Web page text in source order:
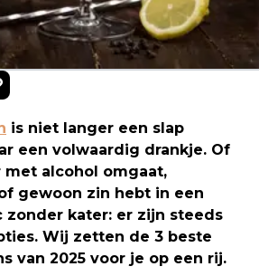
is niet langer een slap
een volwaardig drankje. Of
met alcohol omgaat,
gewoon zin hebt in een
kater: er zijn steeds
Wij zetten de 3 beste
van 2025 voor je op een rij.